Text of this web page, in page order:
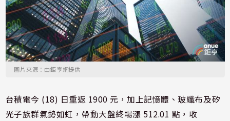
圖片來源：由鉅亨網提供
台積電今 (18) 日重返 1900 元，加上記憶體、玻纖布及矽
光子族群氣勢如虹，帶動大盤終場漲 512.01 點，收